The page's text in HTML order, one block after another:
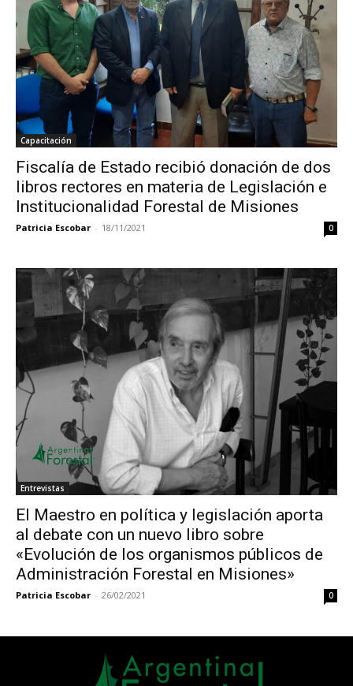
Capacitación
Fiscalía de Estado recibió donación de dos
libros rectores en materia de Legislación e
Institucionalidad Forestal de Misiones
Patricia Escobar - 18/11/2021 0
Entrevistas
El Maestro en política y legislación aporta
al debate con un nuevo libro sobre
«Evolución de los organismos públicos de
Administración Forestal en Misiones»
Patricia Escobar - 26/02/2021 0